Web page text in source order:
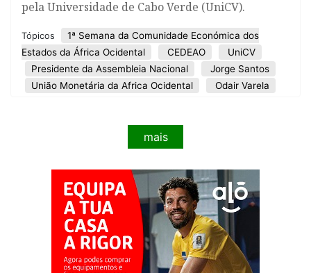
pela Universidade de Cabo Verde (UniCV).
Tópicos
1ª Semana da Comunidade Económica dos
Estados da África Ocidental
CEDEAO
UniCV
Presidente da Assembleia Nacional
Jorge Santos
União Monetária da Africa Ocidental
Odair Varela
mais